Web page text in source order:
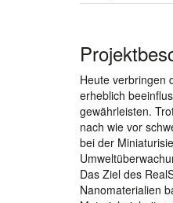
Heute verbringen
erheblich
gewährleisten.
nach wie vor
bei der
Das Ziel des
Nanomaterialien